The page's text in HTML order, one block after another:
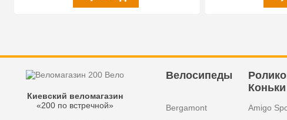
Киевский веломагазин
«200 по встречной»
Велосипеды
Bergamont
Коньки
Amigo